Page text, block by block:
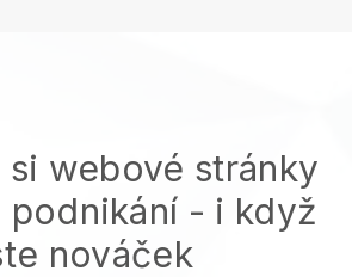
si webové stránky
podnikání - i když
nováček